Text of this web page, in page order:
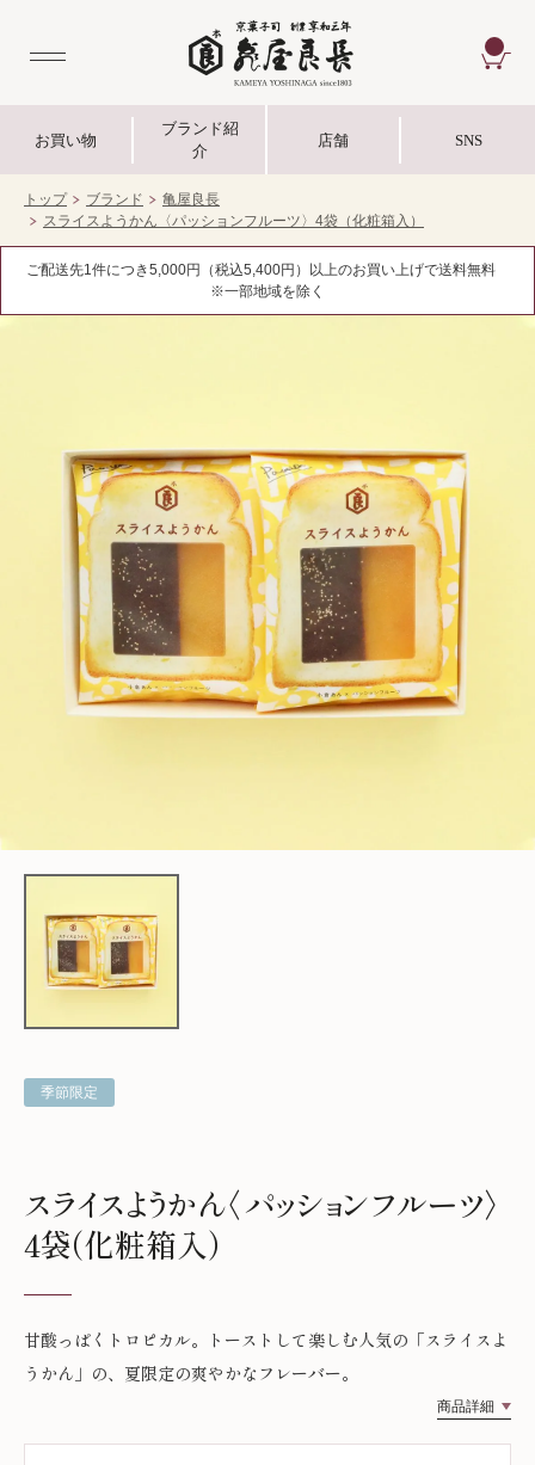
お買い物
ブランド紹
介
店舗 SNS
トップ ブランド
亀屋良長
スライスようかん〈パッションフルーツ〉4袋（化粧箱入）
ご配送先1件につき5,000円（税込5,400円）以上のお買い上げで送料無料
※一部地域を除く
季節限定
スライスようかん〈パッションフルーツ〉
4袋（化粧箱入）
甘酸っぱくトロピカル。トーストして楽しむ人気の「スライスよ
うかん」の、夏限定の爽やかなフレーバー。
商品詳細